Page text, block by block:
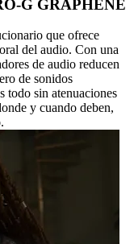
G GRAPHENE
que ofrece
del audio. Con una
de audio reducen
de sonidos
todo sin atenuaciones
y cuando deben,